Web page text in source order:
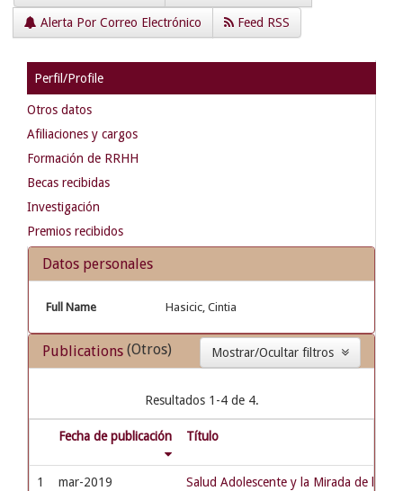
Alerta Por Correo Electrónico Feed RSS
Perfil/Profile
Otros datos
Afiliaciones y cargos
Formación de RRHH
Becas recibidas
Investigación
Premios recibidos
Datos personales
Full Name Hasicic, Cintia
Publications (Otros)
Resultados 1-4 de 4.
Fecha de publicación Título
1 mar-2019 Salud Adolescente y la Mirada de los